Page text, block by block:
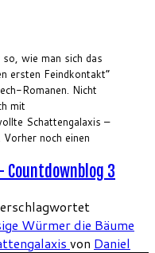
wie man sich das
ersten Feindkontakt”
Romanen. Nicht
mit
Schattengalaxis –
noch einen
3
Würmer die Bäume
von Daniel